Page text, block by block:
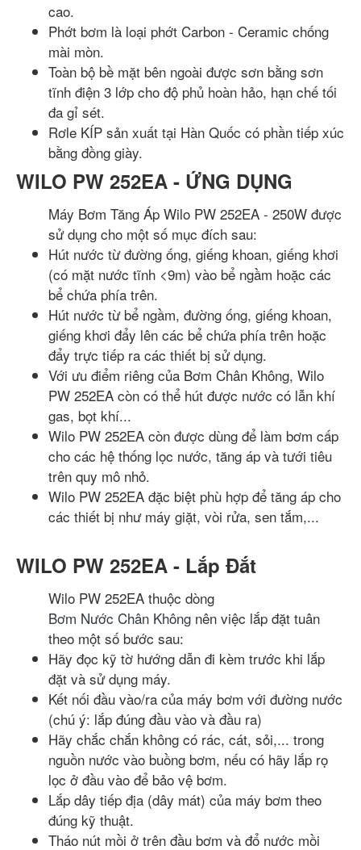
cao.
Phớt bơm là loại phớt Carbon - Ceramic chống
mài mòn.
Toàn bộ bề mặt bên ngoài được sơn bằng sơn
tĩnh điện 3 lớp cho độ phủ hoàn hảo, hạn chế tối
đa gỉ sét.
Rơle KÍP sản xuất tại Hàn Quốc có phần tiếp xúc
bằng đồng giày.
WILO PW 252EA - ỨNG DỤNG
Máy Bơm Tăng Áp Wilo PW 252EA - 250W được
sử dụng cho một số mục đích sau:
Hút nước từ đường ống, giếng khoan, giếng khơi
(có mặt nước tĩnh <9m) vào bể ngầm hoặc các
bể chứa phía trên.
Hút nước từ bể ngầm, đường ống, giếng khoan,
giếng khơi đẩy lên các bể chứa phía trên hoặc
đẩy trực tiếp ra các thiết bị sử dụng.
Với ưu điểm riêng của Bơm Chân Không, Wilo
PW 252EA còn có thể hút được nước có lẫn khí
gas, bọt khí...
Wilo PW 252EA còn được dùng để làm bơm cấp
cho các hệ thống lọc nước, tăng áp và tưới tiêu
trên quy mô nhỏ.
Wilo PW 252EA đặc biệt phù hợp để tăng áp cho
các thiết bị như máy giặt, vòi rửa, sen tắm,...
WILO PW 252EA - Lắp Đắt
Wilo PW 252EA thuộc dòng
Bơm Nước Chân Không nên việc lắp đặt tuân
theo một số bước sau:
Hãy đọc kỹ tờ hướng dẫn đi kèm trước khi lắp
đặt và sử dụng máy.
Kết nối đầu vào/ra của máy bơm với đường nước
(chú ý: lắp đúng đầu vào và đầu ra)
Hãy chắc chắn không có rác, cát, sỏi,... trong
nguồn nước vào buồng bơm, nếu có hãy lắp rọ
lọc ở đầu vào để bảo vệ bơm.
Lắp dây tiếp địa (dây mát) của máy bơm theo
đúng kỹ thuật.
Tháo nút mồi ở trên đầu bơm và đổ nước mồi